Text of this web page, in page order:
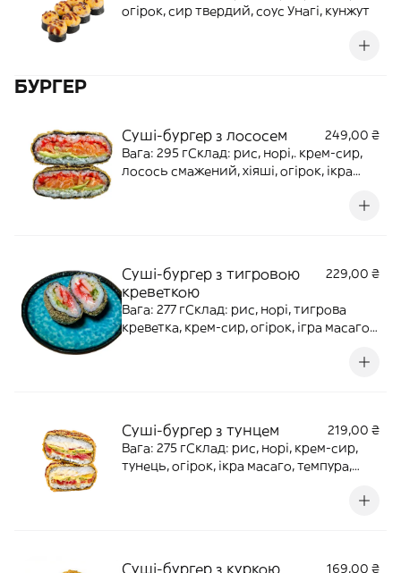
огірок, сир твердий, соус Унагі, кунжут
БУРГЕР
Суші-бургер з лососем
249,00 ₴
Вага: 295 гСклад: рис, норі,. крем-сир,
лосось смажений, хіяші, огірок, ікра
Суші-бургер з тигровою
креветкою
229,00 ₴
Вага: 277 гСклад: рис, норі, тигрова
креветка, крем-сир, огірок, ігра масаго,
Суші-бургер з тунцем
219,00 ₴
Вага: 275 гСклад: рис, норі, крем-сир,
тунець, огірок, ікра масаго, темпура,
Суші-бургер з куркою
169,00 ₴